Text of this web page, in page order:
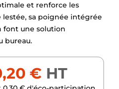
et renforce les
lestée, sa poignée intégrée
font une solution
bureau.
€ HT